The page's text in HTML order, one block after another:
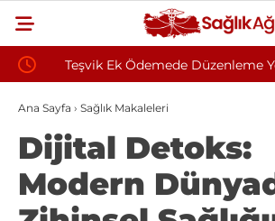
Teşvik Ek Ödemede Düzenleme
Sağlık Sendikası Sahanın Taleplerini
Hastaneleri Genel Müdürü’ne İletti
Ana Sayfa › Sağlık Makaleleri
Dijital Detoks:
Modern